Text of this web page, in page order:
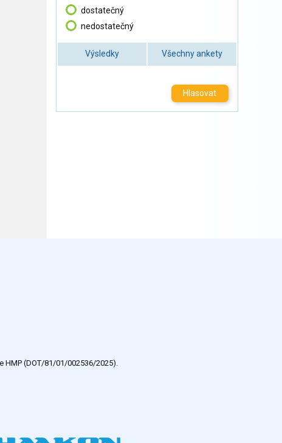
dostatečný
nedostatečný
Výsledky Všechny ankety
Hlasovat
(DOT/81/01/002536/2025).